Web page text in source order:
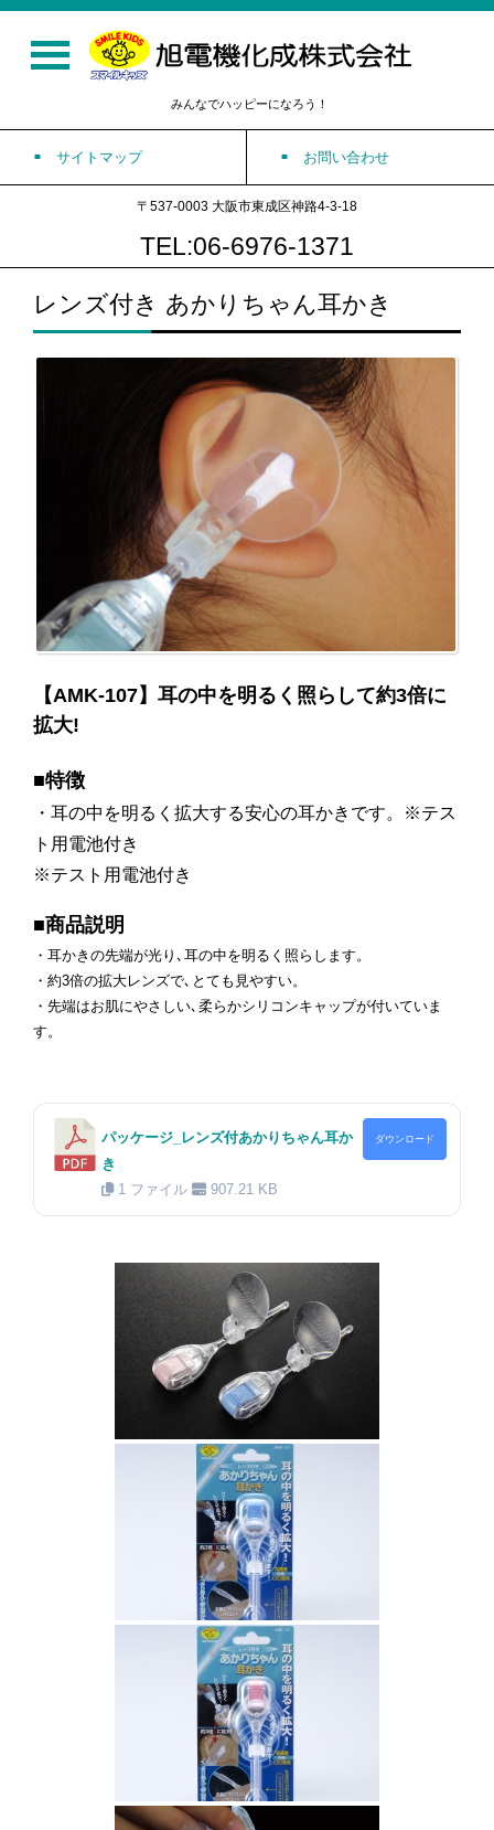
みんなでハッピーになろう！
サイトマップ お問い合わせ
〒537-0003 大阪市東成区神路4-3-18
TEL:06-6976-1371
レンズ付き あかりちゃん耳かき
【AMK-107】耳の中を明るく照らして約3倍に
拡大!
■特徴
・耳の中を明るく拡大する安心の耳かきです。※テス
ト用電池付き
※テスト用電池付き
■商品説明
・耳かきの先端が光り､耳の中を明るく照らします。
・約3倍の拡大レンズで､とても見やすい。
・先端はお肌にやさしい､柔らかシリコンキャップが付いていま
す。
パッケージ_レンズ付あかりちゃん耳か
き
1 ファイル
907.21 KB
ダウンロード